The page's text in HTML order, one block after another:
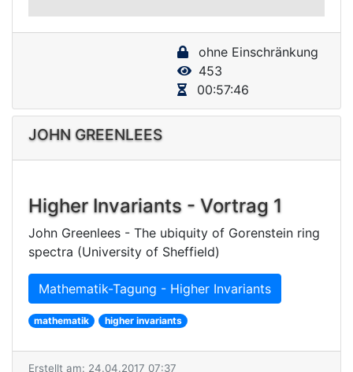
V
i
d
o
ohne Einschränkung
453
00:57:46
JOHN GREENLEES
Higher Invariants - Vortrag 1
John Greenlees - The ubiquity of Gorenstein ring
spectra (University of Sheffield)
Mathematik-Tagung - Higher Invariants
mathematik higher invariants
Erstellt am: 24.04.2017 07:37